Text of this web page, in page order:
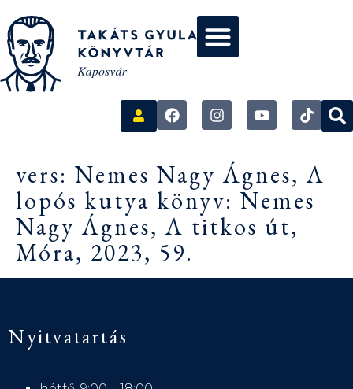
vers: Nemes Nagy Ágnes, A
lopós kutya könyv: Nemes
Nagy Ágnes, A titkos út,
Móra, 2023, 59.
Nyitvatartás